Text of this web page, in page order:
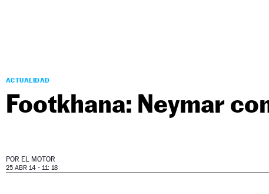
ACTUALIDAD
Footkhana: Neymar
POR EL MOTOR
25 ABR 14 - 11: 18